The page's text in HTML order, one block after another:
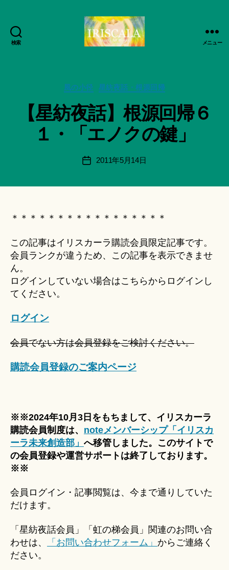
検索
日
記
録・
品
IRISCALA
メニュー
カ
ー
風の小径 星紡夜話・根源回帰
【星紡夜話】根源回帰６
１・「エノクの鍵」
投
稿
:
智
日
月
a
ki
＊
投
2011年5月14日
＊＊＊＊＊＊＊＊＊＊＊＊＊＊＊＊＊
この記事はイリスカーラ購読会員限定記事です。
会員ランクが違うため、この記事を表示できませ
ん。
ログインしていない場合はこちらからログインし
てください。
ログイン
会員でない方は会員登録をご検討ください。
購読会員登録のご案内ページ
※※2024年10月3日をもちまして、イリスカーラ
購読会員制度は、 noteメンバーシップ「イリスカ
ーラ未来創造部」 へ移管しました。このサイトで
の会員登録や運営サポートは終了しております。
※※
会員ログイン・記事閲覧は、今まで通りしていた
だけます。
「星紡夜話会員」「虹の梯会員」関連のお問い合
わせは、
「お問い合わせフォーム」 からご連絡く
ださい。